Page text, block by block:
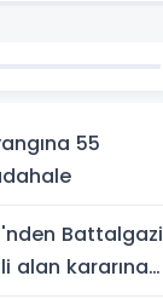
55
Battalgazi
alan kararına